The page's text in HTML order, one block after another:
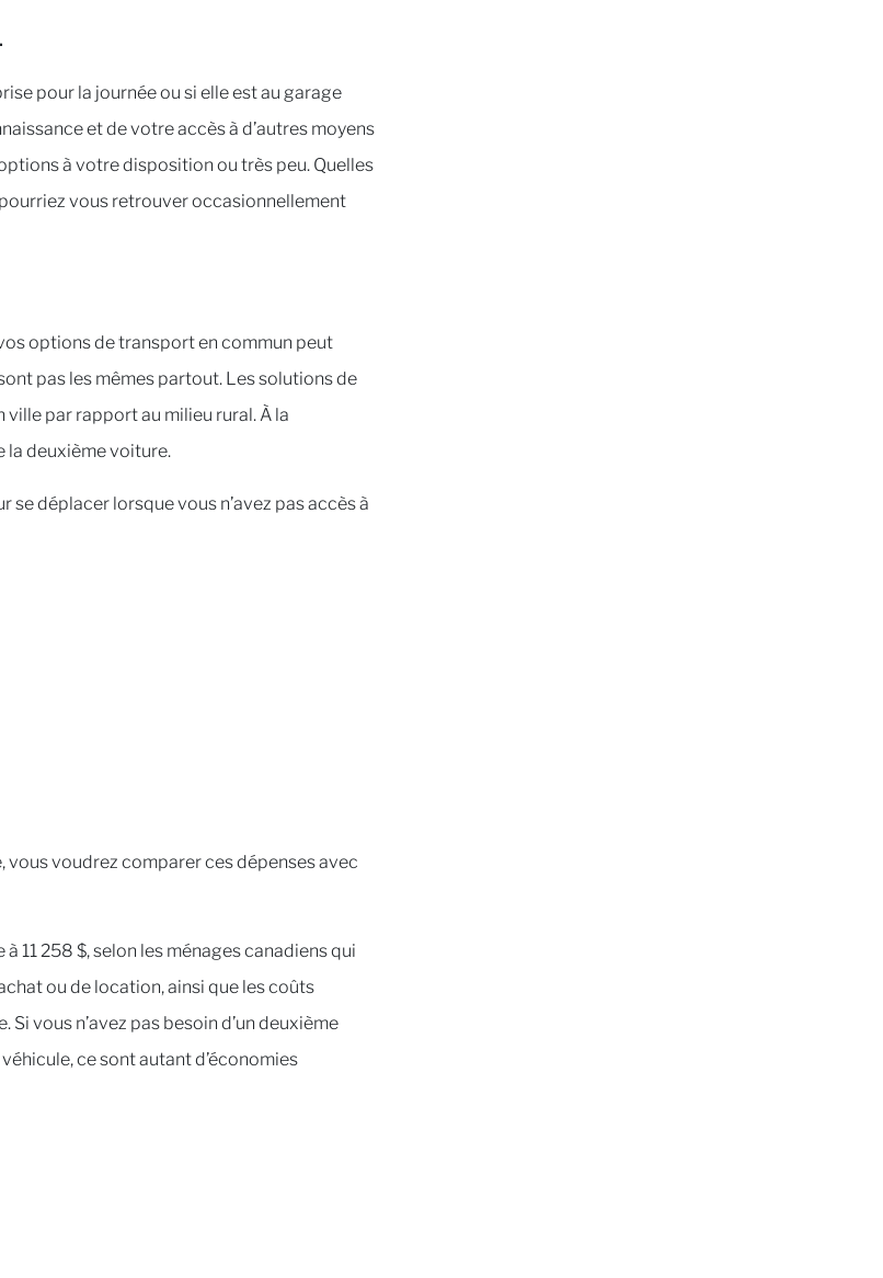
pour la journée ou si elle est au garage
et de votre accès à d’autres moyens
à votre disposition ou très peu. Quelles
vous retrouver occasionnellement
options de transport en commun peut
pas les mêmes partout. Les solutions de
ville par rapport au milieu rural. À la
la deuxième voiture.
se déplacer lorsque vous n’avez pas accès à
voudrez comparer ces dépenses avec
11 258 $, selon les ménages canadiens qui
ou de location, ainsi que les coûts
Si vous n’avez pas besoin d’un deuxième
ce sont autant d’économies